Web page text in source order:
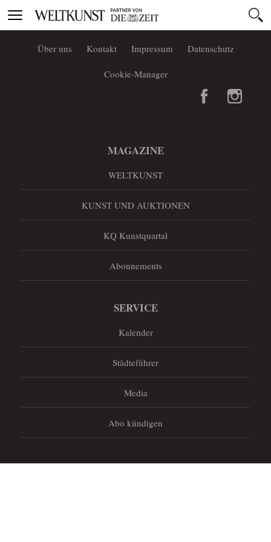
Toggle
navigation
Über uns Kontakt Impressum Datenschutz
Cookie-Manager
MAGAZINE
WELTKUNST
KUNST UND AUKTIONEN
KQ Kunstquartal
Abonnements
SERVICE
Kalender
Städteführer
Media
Abo kündigen